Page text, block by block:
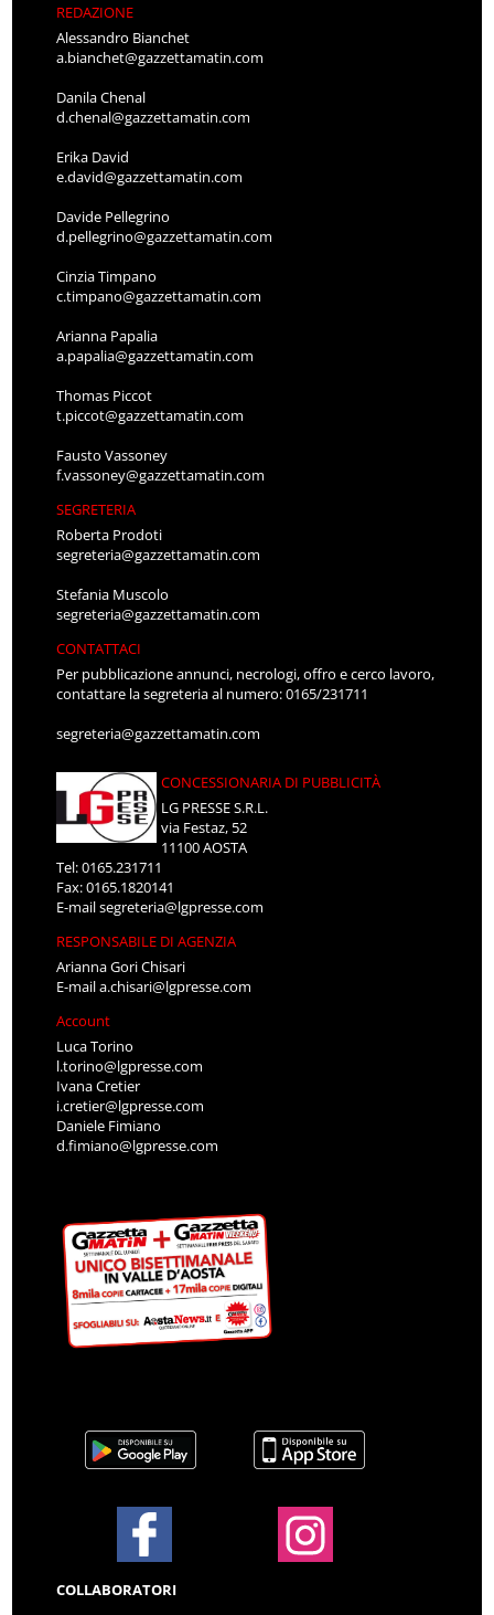
REDAZIONE
Alessandro Bianchet
a.bianchet@gazzettamatin.com
Danila Chenal
d.chenal@gazzettamatin.com
Erika David
e.david@gazzettamatin.com
Davide Pellegrino
d.pellegrino@gazzettamatin.com
Cinzia Timpano
c.timpano@gazzettamatin.com
Arianna Papalia
a.papalia@gazzettamatin.com
Thomas Piccot
t.piccot@gazzettamatin.com
Fausto Vassoney
f.vassoney@gazzettamatin.com
SEGRETERIA
Roberta Prodoti
segreteria@gazzettamatin.com
Stefania Muscolo
segreteria@gazzettamatin.com
CONTATTACI
Per pubblicazione annunci, necrologi, offro e cerco lavoro,
contattare la segreteria al numero: 0165/231711
segreteria@gazzettamatin.com
CONCESSIONARIA DI PUBBLICITÀ
LG PRESSE S.R.L.
via Festaz, 52
11100 AOSTA
Tel: 0165.231711
Fax: 0165.1820141
E-mailsegreteria@lgpresse.com
RESPONSABILE DI AGENZIA
Arianna Gori Chisari
E-maila.chisari@lgpresse.com
Account
Luca Torino
l.torino@lgpresse.com
Ivana Cretier
i.cretier@lgpresse.com
Daniele Fimiano
d.fimiano@lgpresse.com
COLLABORATORI